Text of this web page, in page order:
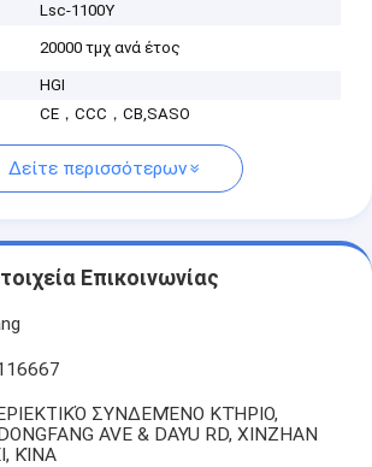
Lsc-1100Y
20000 τμχ ανά έτος
HGI
CE，CCC，CB,SASO
Δείτε περισσότερων
Επικοινωνίας
ΣΥΝΔΕΜΈΝΟ ΚΤΉΡΙΟ,
AVE & DAYU RD, XINZHAN
ΚΊΝΑ